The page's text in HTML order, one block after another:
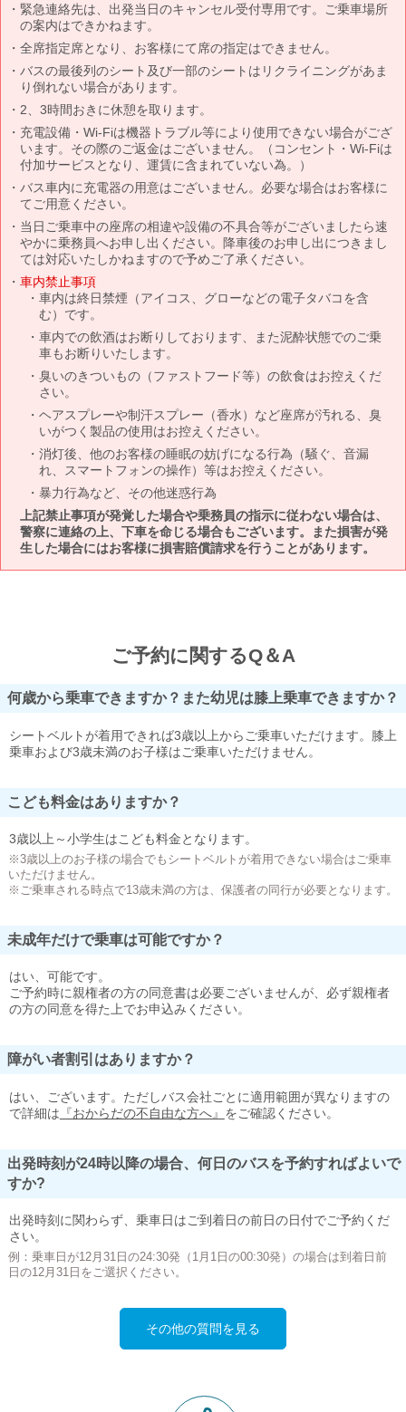
緊急連絡先は、出発当日のキャンセル受付専用です。ご乗車場所
の案内はできかねます。
全席指定席となり、お客様にて席の指定はできません。
バスの最後列のシート及び一部のシートはリクライニングがあま
り倒れない場合があります。
2、3時間おきに休憩を取ります。
充電設備・Wi-Fiは機器トラブル等により使用できない場合がござ
います。その際のご返金はございません。（コンセント・Wi-Fiは
付加サービスとなり、運賃に含まれていない為。）
バス車内に充電器の用意はございません。必要な場合はお客様に
てご用意ください。
当日ご乗車中の座席の相違や設備の不具合等がございましたら速
やかに乗務員へお申し出ください。降車後のお申し出につきまし
ては対応いたしかねますので予めご了承ください。
車内禁止事項
車内は終日禁煙（アイコス、グローなどの電子タバコを含
む）です。
車内での飲酒はお断りしております、また泥酔状態でのご乗
車もお断りいたします。
臭いのきついもの（ファストフード等）の飲食はお控えくだ
さい。
ヘアスプレーや制汗スプレー（香水）など座席が汚れる、臭
いがつく製品の使用はお控えください。
消灯後、他のお客様の睡眠の妨げになる行為（騒ぐ、音漏
れ、スマートフォンの操作）等はお控えください。
暴力行為など、その他迷惑行為
上記禁止事項が発覚した場合や乗務員の指示に従わない場合は、
警察に連絡の上、下車を命じる場合もございます。また損害が発
生した場合にはお客様に損害賠償請求を行うことがあります。
ご予約に関するQ＆A
何歳から乗車できますか？また幼児は膝上乗車できますか？
シートベルトが着用できれば3歳以上からご乗車いただけます。膝上
乗車および3歳未満のお子様はご乗車いただけません。
こども料金はありますか？
3歳以上～小学生はこども料金となります。
※3歳以上のお子様の場合でもシートベルトが着用できない場合はご乗車
いただけません。
※ご乗車される時点で13歳未満の方は、保護者の同行が必要となります。
未成年だけで乗車は可能ですか？
はい、可能です。
ご予約時に親権者の方の同意書は必要ございませんが、必ず親権者
の方の同意を得た上でお申込みください。
障がい者割引はありますか？
はい、ございます。ただしバス会社ごとに適用範囲が異なりますの
で詳細は 『おからだの不自由な方へ』 をご確認ください。
出発時刻が24時以降の場合、何日のバスを予約すればよいで
すか?
出発時刻に関わらず、乗車日はご到着日の前日の日付でご予約くだ
さい。
例：乗車日が12月31日の24:30発（1月1日の00:30発）の場合は到着日前
日の12月31日をご選択ください。
その他の質問を見る